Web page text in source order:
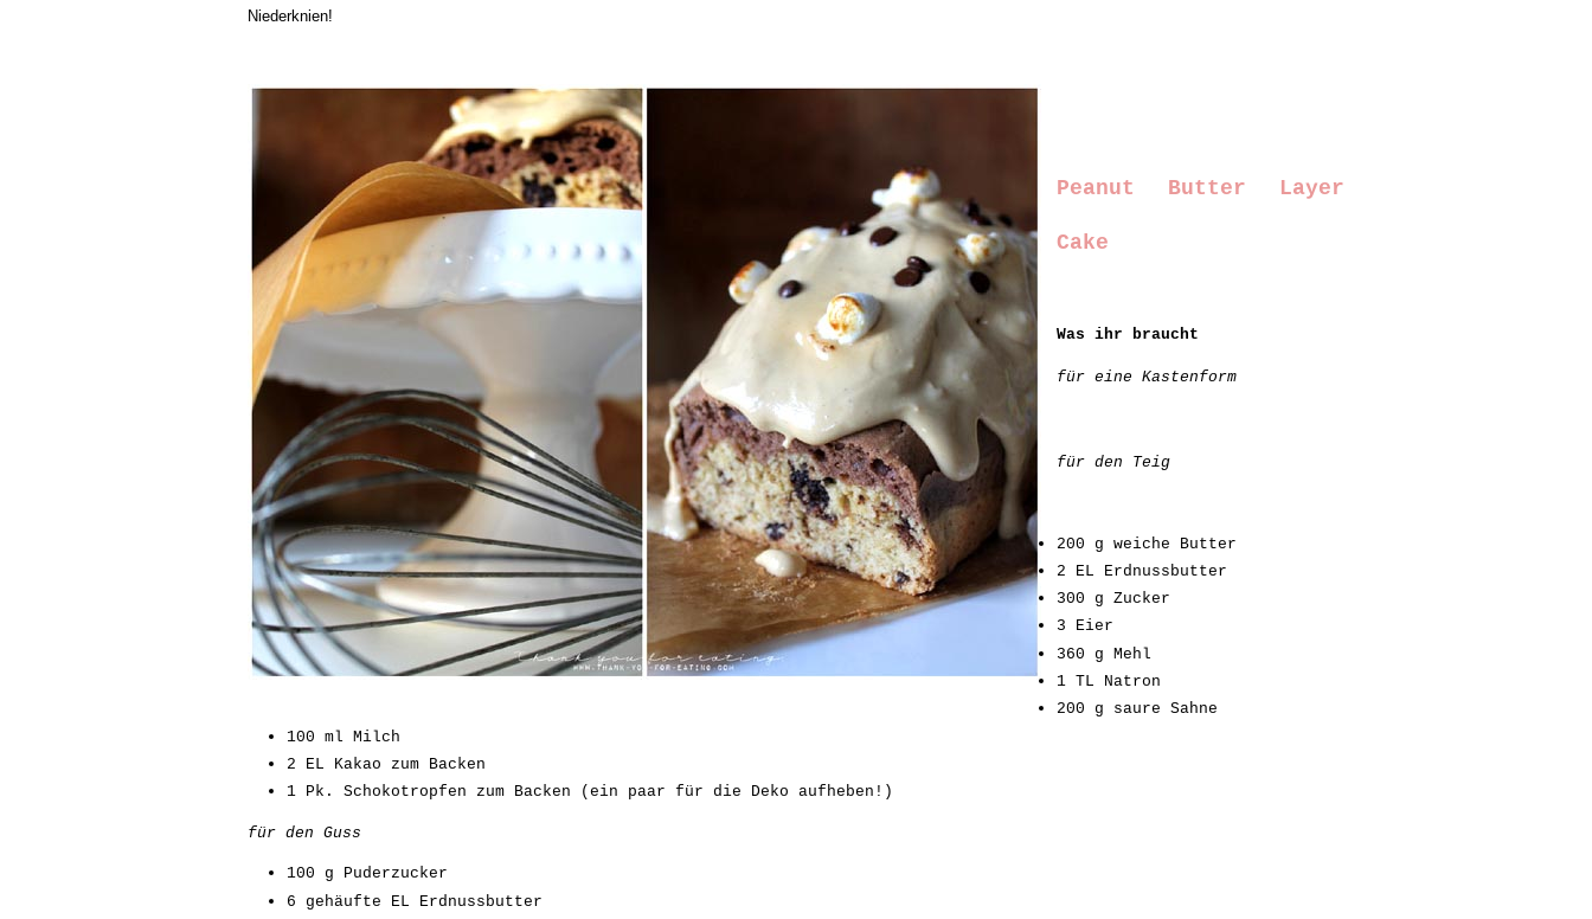
Niederknien!
Peanut Butter Layer
Cake
Was ihr braucht
für eine Kastenform
für den Teig
200 g weiche Butter
2 EL Erdnussbutter
300 g Zucker
3 Eier
360 g Mehl
1 TL Natron
200 g saure Sahne
100 ml Milch
2 EL Kakao zum Backen
1 Pk. Schokotropfen zum Backen (ein paar für die Deko aufheben!)
für den Guss
100 g Puderzucker
6 gehäufte EL Erdnussbutter